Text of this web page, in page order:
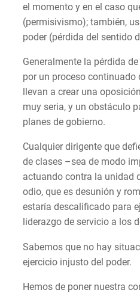
el momento y en el caso
(permisivismo); también,
poder (pérdida del sentido
Generalmente la pérdida
por un proceso continuado
llevan a crear una
muy seria, y un obstáculo
planes de gobierno.
Cualquier dirigente que
de clases –sea de modo
actuando contra la unidad
odio, que es desunión y
estaría descalificado para
liderazgo de servicio a los
Sabemos que no hay
ejercicio injusto del poder.
Hemos de poner nuestra